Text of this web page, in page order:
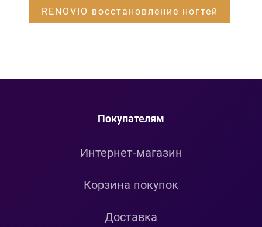
RENOVIO восстановление ногтей
Покупателям
Интернет-магазин
Корзина покупок
Доставка